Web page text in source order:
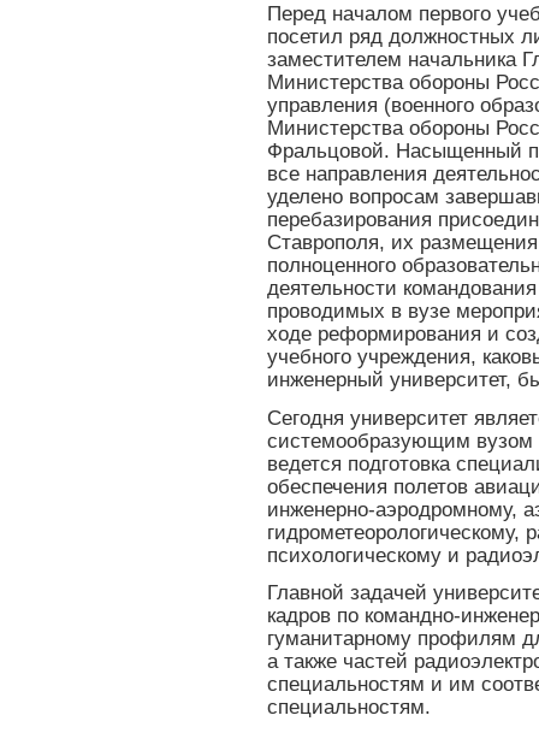
Перед началом первого
посетил ряд должностных
заместителем начальника
Министерства обороны
управления (военного
Министерства обороны
Фральцовой. Насыщенный
все направления
уделено вопросам
перебазирования
Ставрополя, их
полноценного
деятельности
проводимых в вузе
ходе реформирования и
учебного учреждения,
инженерный университет,
Сегодня университет
системообразующим вузом
ведется подготовка
обеспечения полетов
инженерно-аэродромному,
гидрометеорологическому,
психологическому и
Главной задачей
кадров по командно-
гуманитарному профилям
а также частей
специальностям и им
специальностям.